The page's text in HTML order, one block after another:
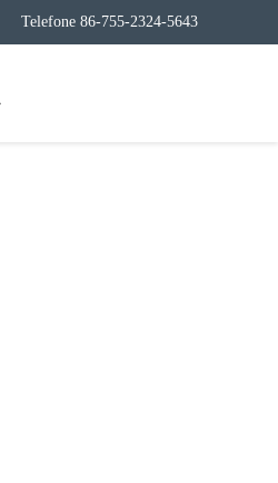
Telefone 86-755-2324-5643